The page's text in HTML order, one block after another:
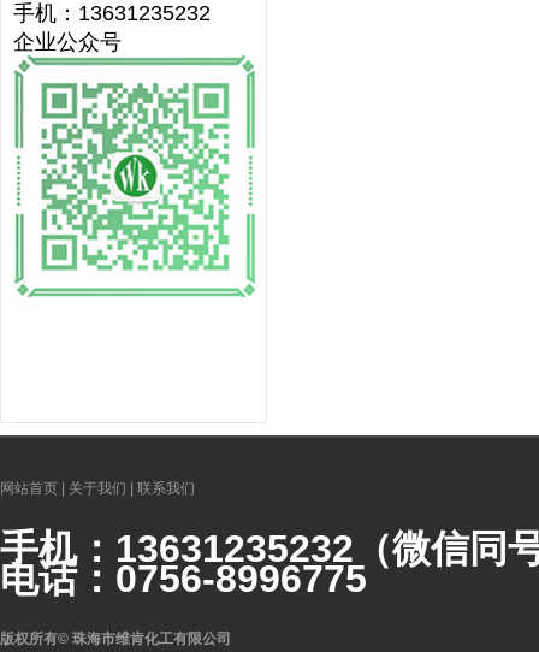
手机：13631235232
企业公众号
网站首页 关于我们 联系我们
手机： 13631235232（微信同
电话：0756-8996775
版权所有© 珠海市维肯化工有限公司